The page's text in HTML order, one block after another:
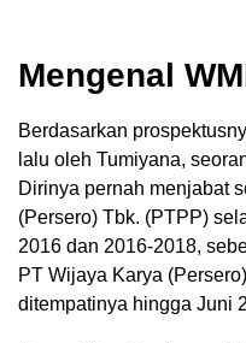
Mengenal
Berdasarkan
lalu oleh Tumiyana,
Dirinya pernah menjabat
(Persero) Tbk. (PTPP)
2016 dan 2016-2018,
PT Wijaya Karya
ditempatinya hingga Juni